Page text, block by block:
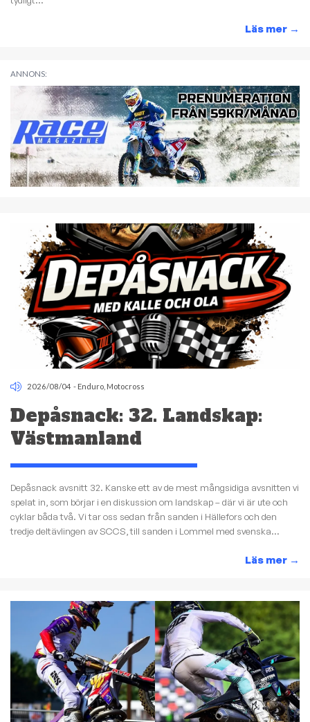
Läs mer →
ANNONS:
2026/08/04 - Enduro Motocross
Depåsnack: 32. Landskap:
Västmanland
Depåsnack avsnitt 32. Kanske ett av de mest mångsidiga avsnitten vi
spelat in, som börjar i en diskussion om landskap – där vi är ute och
cyklar båda två. Vi tar oss sedan från sanden i Hällefors och den
tredje deltävlingen av SCCS, till sanden i Lommel med svenska...
Läs mer →